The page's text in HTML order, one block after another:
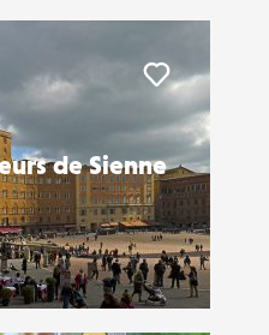
de Sienne
Liker